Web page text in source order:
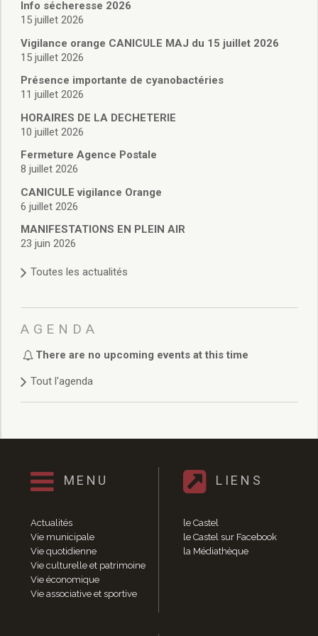
Police Municipale/règlementation
Services en ligne
Inscriptions sur les listes électorales
Plan Local d’Urbanisme intercommunal
Actes d’état civil
Budgets
Budget de Fonctionnement
Budget d’Investissement
Conseils municipaux
Règlement du conseil municipal
Déliberations 2026
Délibérations 2024
Délibérations 2022
Délibérations 2021
Délibérations 2019
Délibérations 2018
Délibérations 2012
Délibérations 2009
Délibérations 2008
Agenda réunions publiques
Marchés publics
Toutes les actualités
Info sécheresse 2026
15 juillet 2026
Vigilance orange CANICULE MAJ du 15 juillet 2026
15 juillet 2026
Présence importante de cyanobactéries
11 juillet 2026
HORAIRES DE LA DECHETERIE
10 juillet 2026
Fermeture Agence Postale
8 juillet 2026
CANICULE vigilance Orange
6 juillet 2026
MANIFESTATIONS EN PLEIN AIR
23 juin 2026
Toutes les actualités
AGENDA
There are no upcoming events at this time
Tout l'agenda
MENU
Actualités
Vie municipale
Vie quotidienne
Vie culturelle et patrimoine
Vie économique
Vie associative et sportive
LIENS
le Castel
le Castel sur Facebook
la Médiathèque